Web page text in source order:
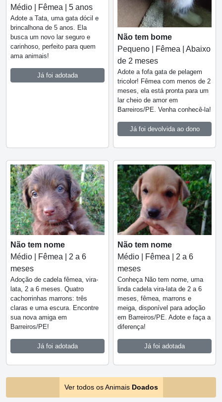
Médio | Fêmea | 5 anos
Adote a Tata, uma gata dócil e
brincalhona de 5 anos. Ela
busca um novo lar seguro e
carinhoso, perfeito para quem
ama animais!
Já foi adotada
Não tem bome
Pequeno | Fêmea | Abaixo
de 2 meses
Adote a fofa gata de pelagem
tricolor! Fêmea com menos de 2
meses, ela está pronta para um
lar cheio de amor em
Barreiros/PE. Venha conhecê-la!
Já foi devolvida ao dono
Não tem nome
Médio | Fêmea | 2 a 6
meses
Adoção de cadela fêmea, vira-
lata, 2 a 6 meses. Quatro
cachorrinhas marrons: três
claras e uma escura. Encontre
sua nova amiga em
Barreiros/PE!
Já foi adotada
Não tem nome
Médio | Fêmea | 2 a 6
meses
Conheça Não tem nome, uma
linda cadela vira-lata de 2 a 6
meses, fêmea, marrons e
meiga, disponível para adoção
em Barreiros/PE. Adote e faça a
diferença!
Já foi adotada
Ver todos os Animais Doados